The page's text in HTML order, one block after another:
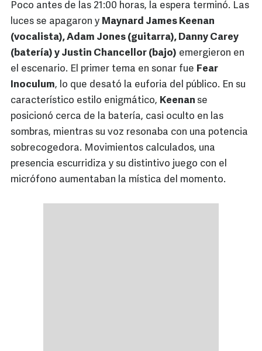
Poco antes de las 21:00 horas, la espera terminó. Las
luces se apagaron y Maynard James Keenan
(vocalista), Adam Jones (guitarra), Danny Carey
(batería) y Justin Chancellor (bajo) emergieron en
el escenario. El primer tema en sonar fue Fear
Inoculum, lo que desató la euforia del público. En su
característico estilo enigmático, Keenan se
posicionó cerca de la batería, casi oculto en las
sombras, mientras su voz resonaba con una potencia
sobrecogedora. Movimientos calculados, una
presencia escurridiza y su distintivo juego con el
micrófono aumentaban la mística del momento.